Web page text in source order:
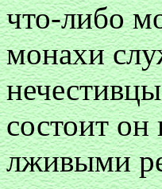
что-либо
монахи
состоит
лживыми